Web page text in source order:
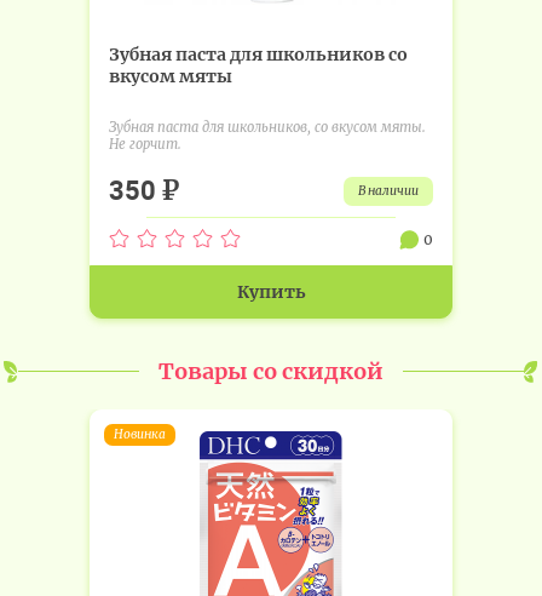
Зубная паста для школьников со
вкусом мяты
Зубная паста для школьников, со вкусом мяты.
Не горчит.
350 ₽ в наличии
0
Купить
Товары со скидкой
Новинка